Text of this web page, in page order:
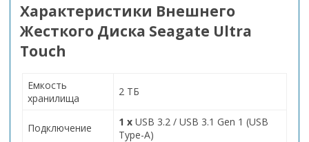
Характеристики Внешнего
Жесткого Диска Seagate Ultra
Touch
Емкость
хранилища
2 ТБ
Подключение 1 x USB 3.2 / USB 3.1 Gen 1 (USB
Type-A)